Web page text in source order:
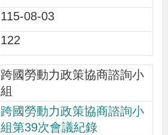
115-08-03
122
跨國勞動力政策協商諮詢小
組
跨國勞動力政策協商諮詢小
組第39次會議紀錄